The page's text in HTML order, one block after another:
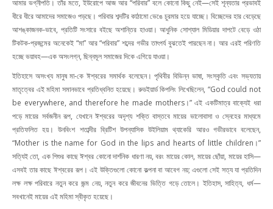
আমার ভগ্নীপতি। তাঁর মতে, ইউরোপে আজ আর “পরিবার” বলে কোনো কিছু নেই—সেই শূন্যতার প্রভাবই
ধীরে ধীরে আমাদের সমাজেও পড়ছে। পরিবার শব্দটির কাঠামো ভেঙে চুরমার হয়ে যাচ্ছে। বিচ্ছেদের হার বেড়েছে
আশঙ্কাজনক-ভাবে, প্রতিটি সংসারে বইছে অশান্তির হাওয়া। আধুনিক সোশ্যাল মিডিয়ার দাপটে বেড়ে ওঠা
টিকটক-প্রজন্মের অনেকেই “মা” আর “পরিবার” শব্দের গভীর তাৎপর্য বুঝতেই পারছেন না। আর এরই পরিণতি
হচ্ছে ভয়াবহ—এক অসংলগ্ন, ছিন্নমূল সমাজের দিকে এগিয়ে যাওয়া।
ইতিহাসে অসংখ্য মানুষ মা-কে ঈশ্বরের সমার্থক বলেছেন। পৃথিবীর বিভিন্ন ভাষা, সংস্কৃতি এবং সভ্যতায়
মাতৃত্বের এই মহিমা সমানভাবে প্রতিধ্বনিত হয়েছে। রুডইয়ার্ড কিপলিং লিখেছিলেন, “God could not
be everywhere, and therefore he made mothers।” এই একটিমাত্র বাক্যেই ধরা
পড়ে মায়ের সর্বজনীন রূপ, যেখানে ঈশ্বরের অদৃশ্য শক্তি বাস্তবে মায়ের ভালোবাসা ও স্নেহের মাধ্যমে
প্রতিফলিত হয়। উনবিংশ শতাব্দীর ব্রিটিশ উপন্যাসিক উইলিয়াম থ্যাকেরি আরও গভীরভাবে বলেছেন,
“Mother is the name for God in the lips and hearts of little children।”
সত্যিই তো, এক শিশুর কাছে ঈশ্বর কোনো দার্শনিক ধারণা নয়, বরং মায়ের কোল, মায়ের ছোঁয়া, মায়ের হাসি—
এসবই তার কাছে ঈশ্বরের রূপ। এই উক্তিগুলো কোনো কল্পনা বা আবেগ নয়; এগুলো সেই সত্য যা প্রতিদিন
লক্ষ লক্ষ পরিবারে নতুন করে জন্ম নেয়, নতুন করে জীবনের ভিত্তি গড়ে তোলে। ইতিহাস, সাহিত্য, ধর্ম—
সবখানেই মায়ের এই মহিমা স্বীকৃত হয়েছে।